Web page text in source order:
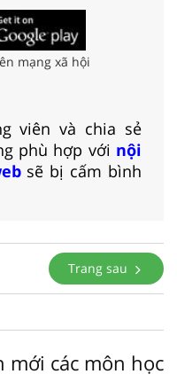
mạng xã hội
viên và chia sẻ
phù hợp với nội
sẽ bị cấm bình
Trang sau
mới các môn học